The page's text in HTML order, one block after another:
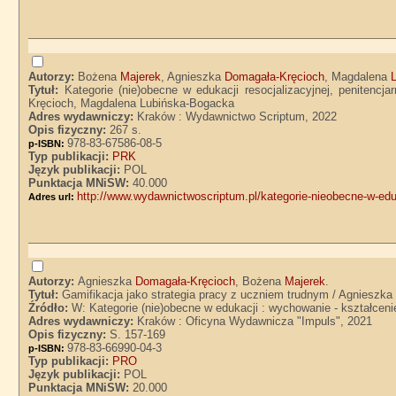
Autorzy: Bożena Majerek, Agnieszka Domagała-Kręcioch, Magdalena
Tytuł:
Kategorie (nie)obecne w edukacji resocjalizacyjnej,
Kręcioch, Magdalena Lubińska-Bogacka
Adres wydawniczy: Kraków : Wydawnictwo Scriptum, 2022
Opis fizyczny:267 s.
p-ISBN:978-83-67586-08-5
Typ publikacji: PRK
Język publikacji: POL
Punktacja MNiSW:40.000
Adres url: http://www.wydawnictwoscriptum.pl/kategorie-nieobecne-w-
Autorzy:Agnieszka Domagała-Kręcioch, Bożena Majerek.
Tytuł:Gamifikacja jako strategia pracy z uczniem trudnym / Agnieszka
Źródło:W: Kategorie (nie)obecne w edukacji : wychowanie -
Adres wydawniczy: Kraków : Oficyna Wydawnicza "Impuls", 2021
Opis fizyczny:S. 157-169
p-ISBN:978-83-66990-04-3
Typ publikacji: PRO
Język publikacji: POL
Punktacja MNiSW:20.000